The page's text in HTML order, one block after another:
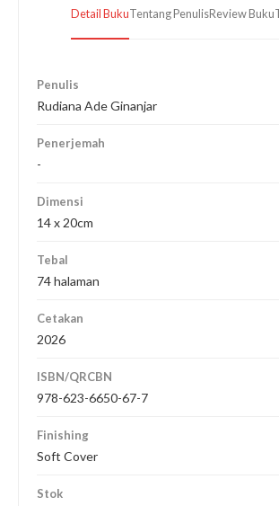
Detail BukuTentang PenulisReview Buku
Penulis
Rudiana Ade Ginanjar
Penerjemah
-
Dimensi
14 x 20cm
Tebal
74 halaman
Cetakan
2026
ISBN/QRCBN
978-623-6650-67-7
Finishing
Soft Cover
Stok